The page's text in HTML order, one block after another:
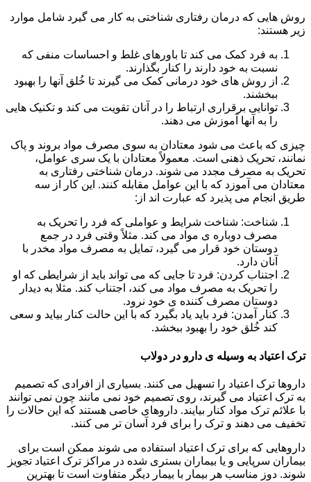
روش هایی که درمان رفتاری شناختی به کار می گیرد شامل موارد
زیر هستند:
به فرد کمک می کند تا باورهای غلط و احساسات منفی که
نسبت به خود دارند را کنار بگذارند.
از روش های خود درمانی کمک می گیرند تا خُلق آنها را بهبود
ببخشند.
توانایی برقراری ارتباط را در آنان تقویت می کند و تکنیک هایی
را به آنها آموزش می دهند.
چیزی که باعث می شود معتادان به سوی مصرف مواد بروند و پاک
نمانند، تحریک ذهنی است. معمولاً معتادان با یک سری عوامل،
تحریک به مصرف مجدد می شوند. درمان شناختی رفتاری به
معتادان می آموزد که با این عوامل مقابله کنند. این کار از سه
طریق انجام می پذیرد که عبارت اند از:
شناخت: شناخت شرایط و عواملی که فرد را تحریک به
مصرف دوباره ی مواد می کند. مثلاً وقتی فرد در جمع
دوستان خود قرار می گیرد، تمایل به مصرف مواد مخدر با
آنان دارد.
اجتناب کردن: فرد تا جایی که می تواند باید از شرایطی که او
را تحریک به مصرف مواد می کند، اجتناب کند. مثلا به دیدار
دوستان مصرف کننده ی خود نرود.
کنار آمدن: فرد باید یاد بگیرد که با این حالت کنار بیاید و سعی
کند خُلق خود را بهبود ببخشد.
ترک اعتیاد به وسیله ی دارو در دولاب
داروها ترک اعتیاد را تسهیل می کنند. بسیاری از افرادی که تصمیم
به ترک اعتیاد می گیرند، روی تصمیم خود نمی مانند چون نمی توانند
با علائم ترک مواد کنار بیایند. داروهای خاصی هستند که این حالات را
تخفیف می دهند و ترک را برای فرد آسان تر می کنند.
داروهایی که برای ترک اعتیاد استفاده می شوند ممکن است برای
بیماران سرپایی و یا بیماران بستری شده در مراکز ترک اعتیاد تجویز
شوند. دوز مناسب هر بیمار با بیمار دیگر متفاوت است تا بهترین